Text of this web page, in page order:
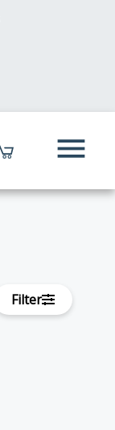
menu
Filter